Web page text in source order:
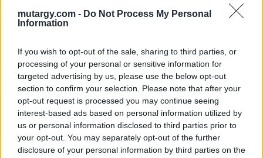
mutargy.com - Do Not Process My Personal
Information
If you wish to opt-out of the sale, sharing to third parties, or
processing of your personal or sensitive information for
targeted advertising by us, please use the below opt-out
section to confirm your selection. Please note that after your
opt-out request is processed you may continue seeing
interest-based ads based on personal information utilized by
us or personal information disclosed to third parties prior to
your opt-out. You may separately opt-out of the further
disclosure of your personal information by third parties on the
Aukció neve:3. Plakátaukció
Aukció dátuma: 2016.10.13
Aukció ideje: 17:00
Aukció helye: BÁV Zrt. Apszisterem, 1052 Budapest, Bécsi u. 3.
Tételszám: 19
Eladó adatai
Eladó:BÁV ART Aukciósház és
Galéria